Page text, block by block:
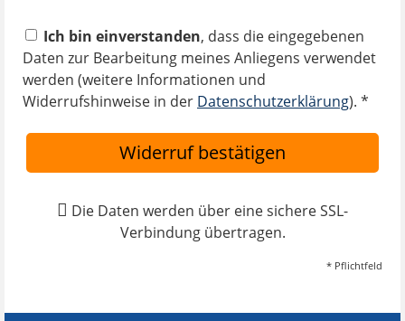
Ich bin einverstanden, dass die eingegebenen
Daten zur Bearbeitung meines Anliegens verwendet
werden (weitere Informationen und
Widerrufshinweise in der Datenschutzerklärung). *
Widerruf bestätigen
Die Daten werden über eine sichere SSL-
Verbindung übertragen.
* Pflichtfeld